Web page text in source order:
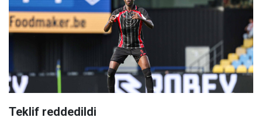
Teklif reddedildi